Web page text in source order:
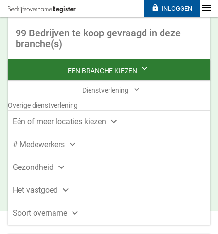
99 Bedrijven te koop gevraagd in deze
branche(s)
EEN BRANCHE KIEZEN 
Dienstverlening 
Overige dienstverlening
Eén of meer locaties kiezen 
# Medewerkers 
Gezondheid 
Het vastgoed 
Soort overname 
 INLOGGEN